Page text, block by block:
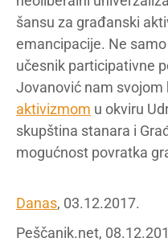
šansu za građanski
emancipacije. Ne
učesnik participativne
Jovanović nam svojom
aktivizmom u okviru
skupština stanara i
mogućnost povratka
Danas, 03.12.2017.
Peščanik.net,